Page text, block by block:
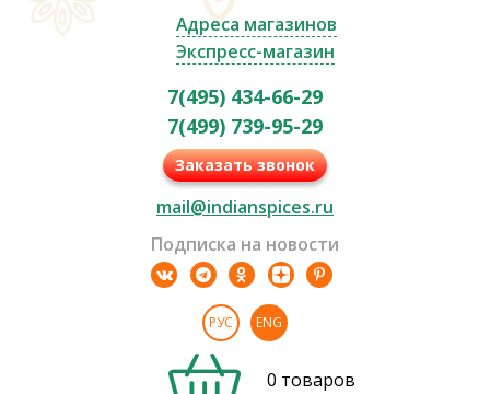
Адреса магазинов
Экспресс-магазин
7(495) 434-66-29
7(499) 739-95-29
Заказать звонок
mail@indianspices.ru
Подписка на новости
РУС ENG
0 товаров